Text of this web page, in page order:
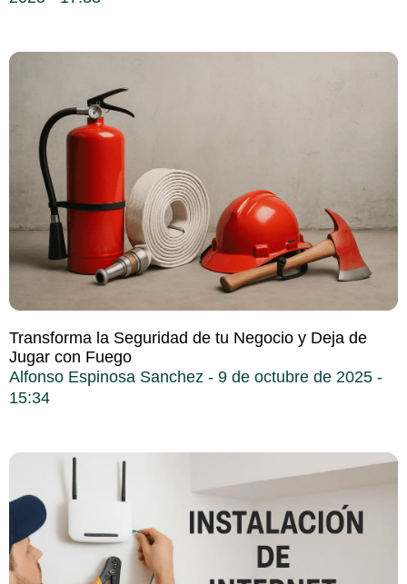
Transforma la Seguridad de tu Negocio y Deja de
Jugar con Fuego
Alfonso Espinosa Sanchez
9 de octubre de 2025
15:34